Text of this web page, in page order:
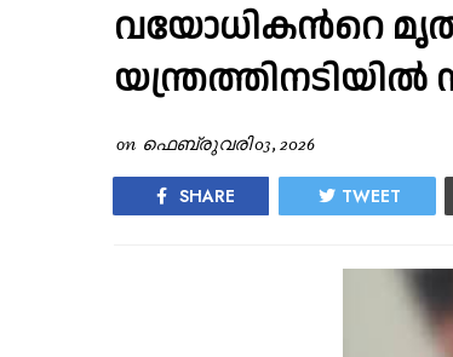
വയോധികന്‍റെ
യന്ത്രത്തിനടിയിൽ
on ഫെബ്രുവരി 03, 2026
SHARE TWEET